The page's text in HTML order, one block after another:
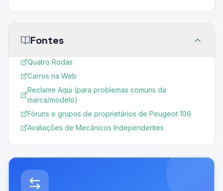
Fontes
Quatro Rodas
Carros na Web
Reclame Aqui (para problemas comuns da
marca/modelo)
Fóruns e grupos de proprietários de Peugeot 106
Avaliações de Mecânicos Independentes